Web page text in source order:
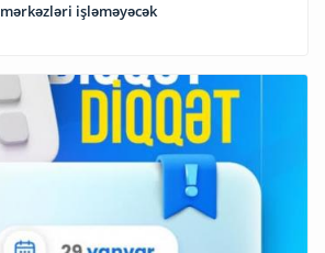
Sabah ASAN xidmət mərkəzləri işləməyəcək